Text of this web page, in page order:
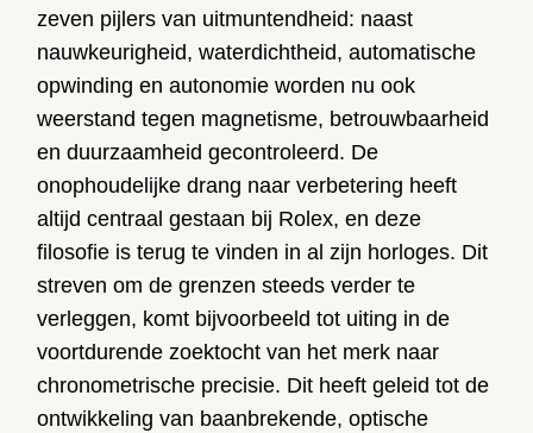
zeven pijlers van uitmuntendheid: naast
nauwkeurigheid, waterdichtheid, automatische
opwinding en autonomie worden nu ook
weerstand tegen magnetisme, betrouwbaarheid
en duurzaamheid gecontroleerd. De
onophoudelijke drang naar verbetering heeft
altijd centraal gestaan bij Rolex, en deze
filosofie is terug te vinden in al zijn horloges. Dit
streven om de grenzen steeds verder te
verleggen, komt bijvoorbeeld tot uiting in de
voortdurende zoektocht van het merk naar
chronometrische precisie. Dit heeft geleid tot de
ontwikkeling van baanbrekende, optische